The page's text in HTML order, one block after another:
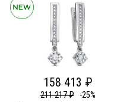
158 413 ₽
211 217 ₽ -25%